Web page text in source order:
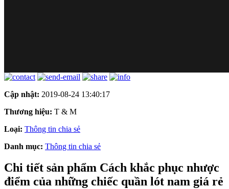
Cập nhật: 2019-08-24 13:40:17
Thương hiệu: T & M
Loại: Thông tin chia sẻ
Danh mục: Thông tin chia sẻ
Chi tiết sản phẩm Cách khắc phục nhược
điểm của những chiếc quần lót nam giá rẻ